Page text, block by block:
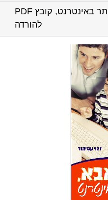
אמא, אבא, בניתי אתר באינטרנט, קובץ PDF
להורדה